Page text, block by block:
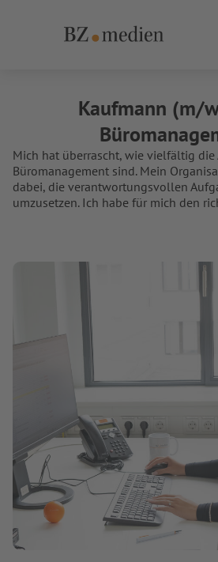
Kaufmann (m/
Mich hat überrascht, wie vielfältig
Büromanagement sind. Mein
dabei, die verantwortungsvollen
umzusetzen. Ich habe für mich den